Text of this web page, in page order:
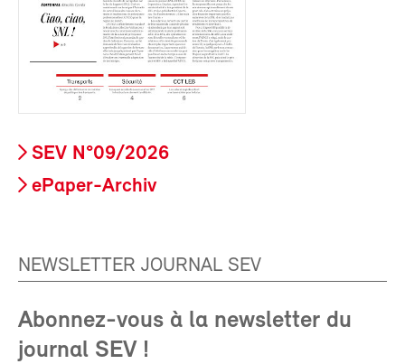
SEV N°09/2026
ePaper-Archiv
NEWSLETTER JOURNAL SEV
Abonnez-vous à la newsletter du
journal SEV !